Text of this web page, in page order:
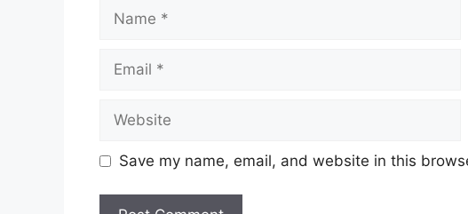
Save my name, email, and website in this